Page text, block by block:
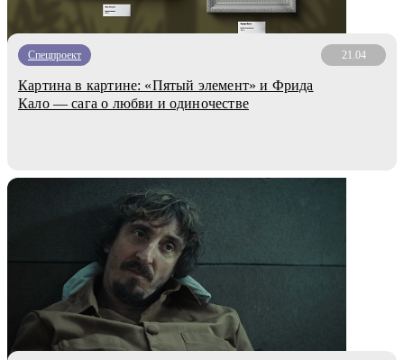
Спецпроект 21.04
Картина в картине: «Пятый элемент» и Фрида
Кало — сага о любви и одиночестве